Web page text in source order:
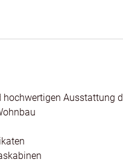
findet jeder
Neubau AfA.
der L-Bank
zur Verfügung.
Ausstattung